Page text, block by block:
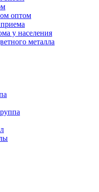
оптом
у населения
металла